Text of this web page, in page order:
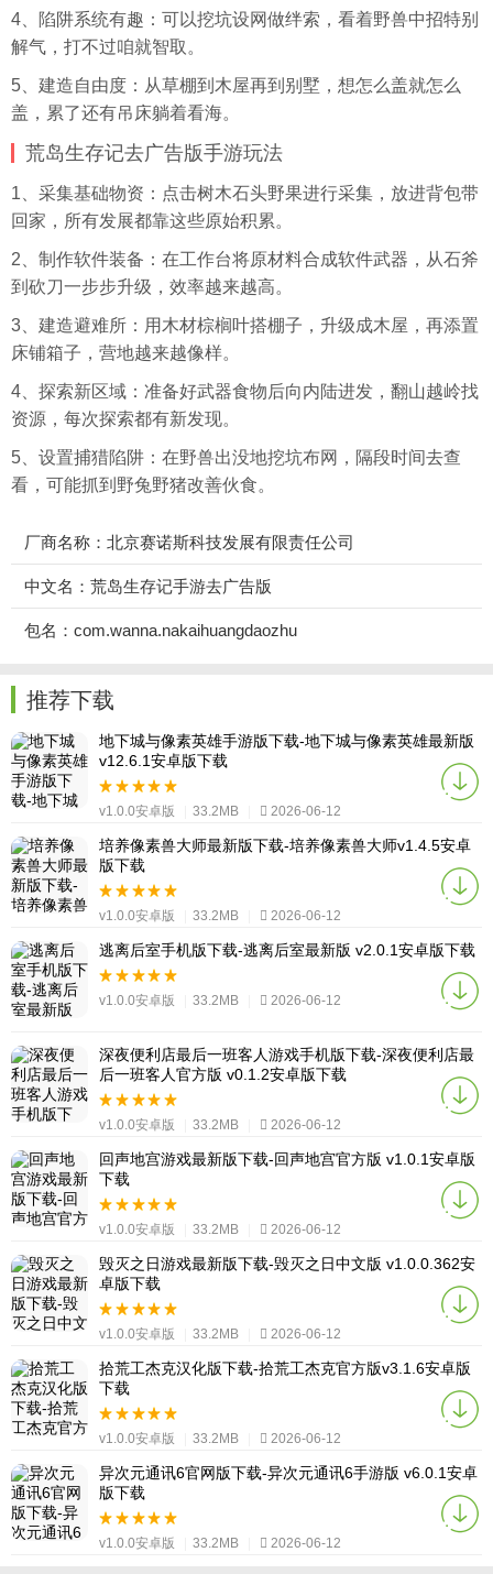
4、陷阱系统有趣：可以挖坑设网做绊索，看着野兽中招特别
解气，打不过咱就智取。
5、建造自由度：从草棚到木屋再到别墅，想怎么盖就怎么
盖，累了还有吊床躺着看海。
荒岛生存记去广告版手游玩法
1、采集基础物资：点击树木石头野果进行采集，放进背包带
回家，所有发展都靠这些原始积累。
2、制作软件装备：在工作台将原材料合成软件武器，从石斧
到砍刀一步步升级，效率越来越高。
3、建造避难所：用木材棕榈叶搭棚子，升级成木屋，再添置
床铺箱子，营地越来越像样。
4、探索新区域：准备好武器食物后向内陆进发，翻山越岭找
资源，每次探索都有新发现。
5、设置捕猎陷阱：在野兽出没地挖坑布网，隔段时间去查
看，可能抓到野兔野猪改善伙食。
厂商名称：北京赛诺斯科技发展有限责任公司
中文名：荒岛生存记手游去广告版
包名：com.wanna.nakaihuangdaozhu
推荐下载
地下城与像素英雄手游版下载-地下城与像素英雄最新版
v12.6.1安卓版下载
v1.0.0安卓版 33.2MB 2026-06-12
培养像素兽大师最新版下载-培养像素兽大师v1.4.5安卓
版下载
v1.0.0安卓版 33.2MB 2026-06-12
逃离后室手机版下载-逃离后室最新版 v2.0.1安卓版下载
v1.0.0安卓版 33.2MB 2026-06-12
深夜便利店最后一班客人游戏手机版下载-深夜便利店最
后一班客人官方版 v0.1.2安卓版下载
v1.0.0安卓版 33.2MB 2026-06-12
回声地宫游戏最新版下载-回声地宫官方版 v1.0.1安卓版
下载
v1.0.0安卓版 33.2MB 2026-06-12
毁灭之日游戏最新版下载-毁灭之日中文版 v1.0.0.362安
卓版下载
v1.0.0安卓版 33.2MB 2026-06-12
拾荒工杰克汉化版下载-拾荒工杰克官方版v3.1.6安卓版
下载
v1.0.0安卓版 33.2MB 2026-06-12
异次元通讯6官网版下载-异次元通讯6手游版 v6.0.1安卓
版下载
v1.0.0安卓版 33.2MB 2026-06-12